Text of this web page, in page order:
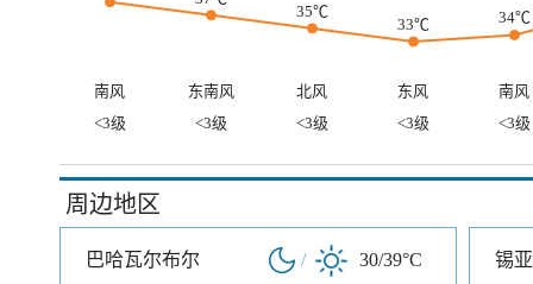
35℃
33℃ 34℃
南风 东南风 北风 东风
南风
<3级
<3级 <3级 <3级 <3级
周边地区
巴哈瓦尔布尔 / 30/39°C 锡